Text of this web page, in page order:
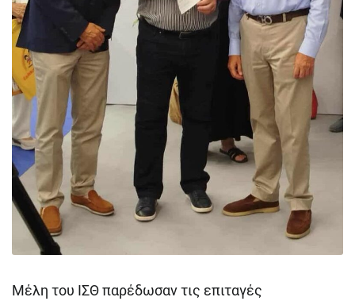
Μέλη του ΙΣΘ παρέδωσαν τις επιταγές